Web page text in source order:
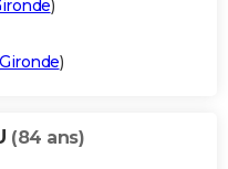
)
Gironde)
(84 ans)